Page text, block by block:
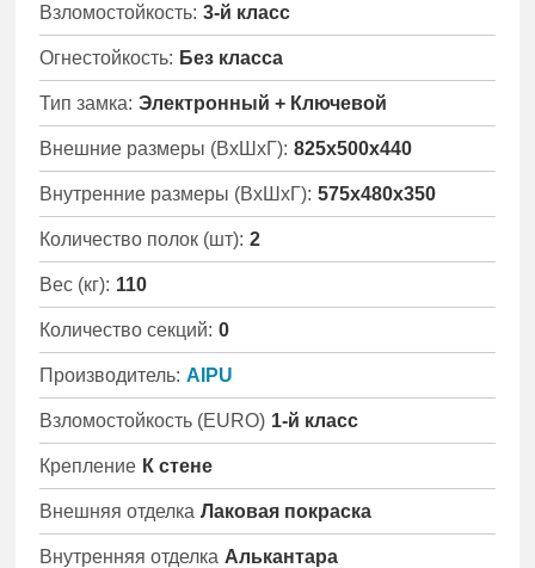
Взломостойкость: 3-й класс
Огнестойкость: Без класса
Тип замка: Электронный + Ключевой
Внешние размеры (ВхШхГ): 825x500x440
Внутренние размеры (ВхШхГ): 575x480x350
Количество полок (шт): 2
Вес (кг): 110
Количество секций: 0
Производитель: AIPU
Взломостойкость (EURO) 1-й класс
Крепление К стене
Внешняя отделка Лаковая покраска
Внутренняя отделка Алькантара